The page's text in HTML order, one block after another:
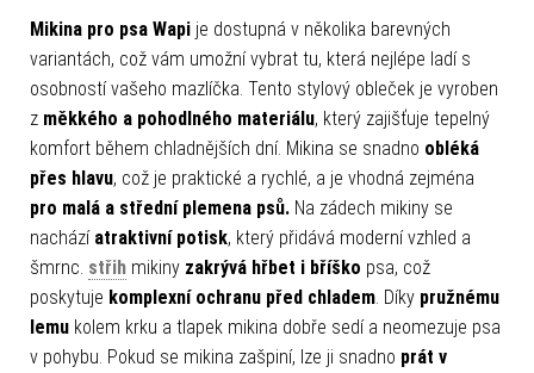
Mikina pro psa Wapi je dostupná v několika barevných
variantách, což vám umožní vybrat tu, která nejlépe ladí s
osobností vašeho mazlíčka. Tento stylový obleček je vyroben
z měkkého a pohodlného materiálu, který zajišťuje tepelný
komfort během chladnějších dní. Mikina se snadno obléká
přes hlavu, což je praktické a rychlé, a je vhodná zejména
pro malá a střední plemena psů. Na zádech mikiny se
nachází atraktivní potisk, který přidává moderní vzhled a
šmrnc. střih mikiny zakrývá hřbet i bříško psa, což
poskytuje komplexní ochranu před chladem . Díky pružnému
lemu kolem krku a tlapek mikina dobře sedí a neomezuje psa
v pohybu. Pokud se mikina zašpiní, lze ji snadno prát v